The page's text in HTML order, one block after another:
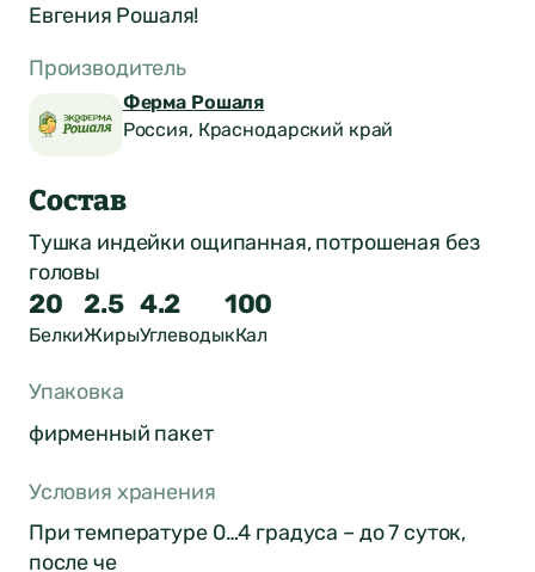
Евгения Рошаля!
Производитель
Ферма Рошаля
Россия, Краснодарский край
Состав
Тушка индейки ощипанная, потрошеная без
головы
20
Белки
2.5
Жиры
4.2
Углеводы
100
кКал
Упаковка
фирменный пакет
Условия хранения
При температуре 0…4 градуса – до 7 суток,
после че
Оставить отзыв
о продукте